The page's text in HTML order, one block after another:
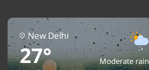
New Delhi
27° Moderate rain